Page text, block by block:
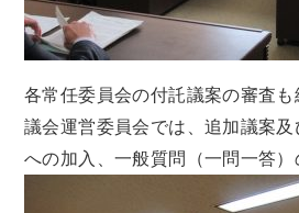
各常任委員会の付託議案の審査
議会運営委員会では、追加議案
への加入、一般質問（一問一答